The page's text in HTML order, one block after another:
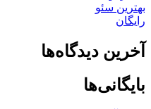
بهترین سئو
رایگان
آخرین دیدگاه‌ها
بایگانی‌ها